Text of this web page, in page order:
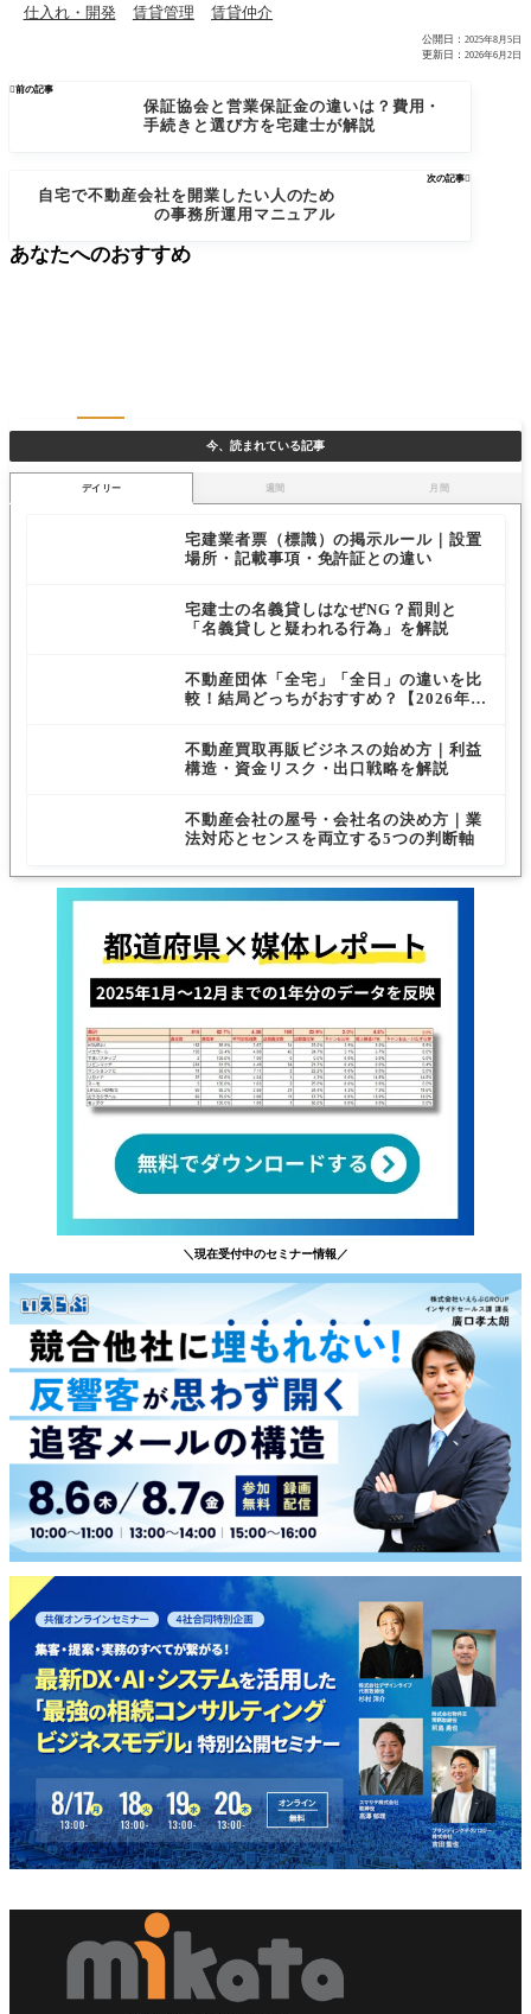
仕入れ・開発 賃貸管理 賃貸仲介
公開日： 2025年8月5日
更新日： 2026年6月2日
前の記事
保証協会と営業保証金の違いは？費用・
手続きと選び方を宅建士が解説
次の記事
自宅で不動産会社を開業したい人のため
の事務所運用マニュアル
今、読まれている記事
デイリー 週間 月間
宅建業者票（標識）の掲示ルール｜設置
場所・記載事項・免許証との違い
宅建士の名義貸しはなぜNG？罰則と
「名義貸しと疑われる行為」を解説
不動産団体「全宅」「全日」の違いを比
較！結局どっちがおすすめ？【2026年最
不動産買取再販ビジネスの始め方｜利益
構造・資金リスク・出口戦略を解説
不動産会社の屋号・会社名の決め方｜業
法対応とセンスを両立する5つの判断軸
＼現在受付中のセミナー情報／
あなたへのおすすめ